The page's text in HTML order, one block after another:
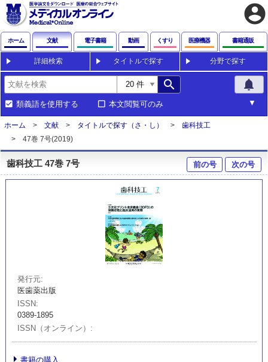
account_circle
ホーム 文献 電子書籍 動画 くすり 医療機器 書籍通販
詳細検索 タイトルで探す 分野で探す
search notifications
類義語を使用する 本文閲覧可のみ
ホーム 文献 タイトルで探す（さ・し）
歯科技工
47巻 7号(2019)
歯科技工 47巻 7号 前の号 次の号
発行元
医歯薬出版
ISSN
0389-1895
ISSN（オンライン）
書籍の購入